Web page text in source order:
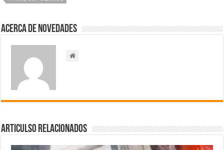
Acerca de NOVEDADES
Articulso Relacionados